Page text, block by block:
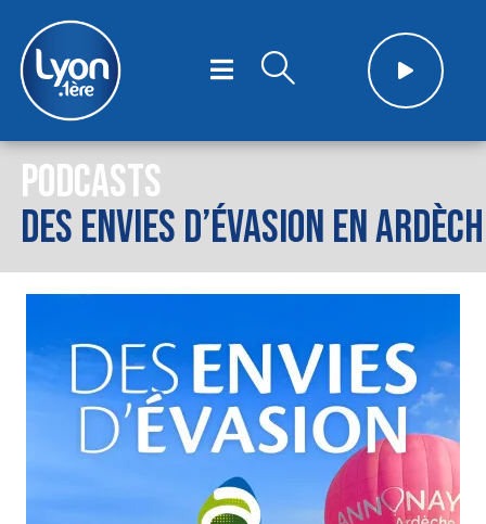
PODCASTS
DES ENVIES D’ÉVASION EN